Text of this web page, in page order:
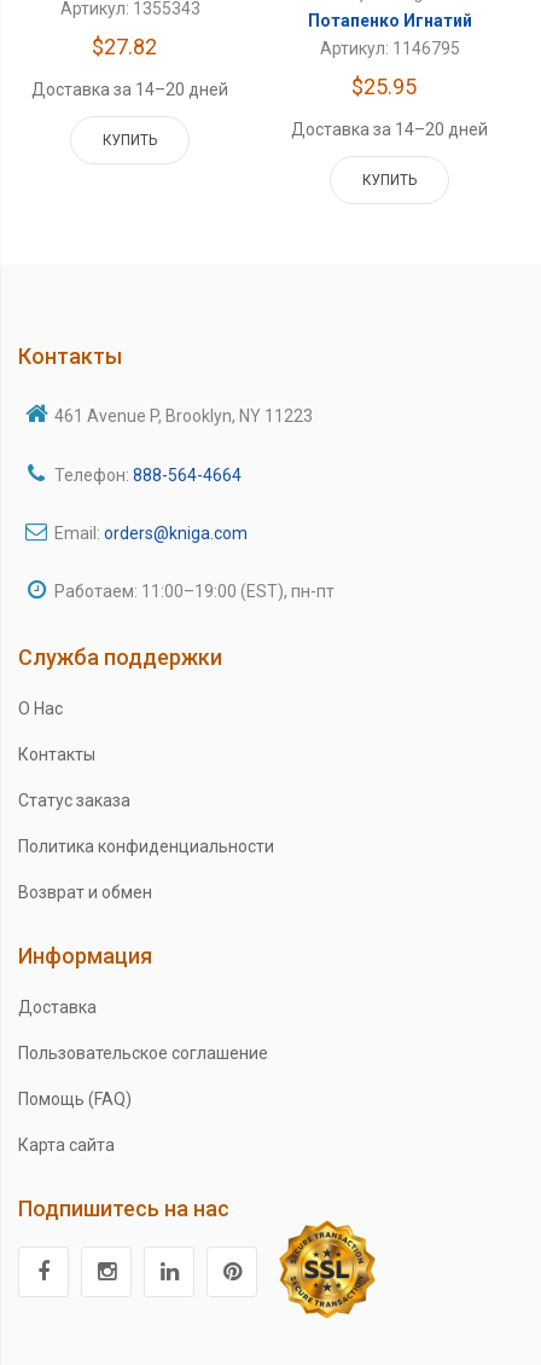
Артикул: 1355343
$27.82
Доставка за 14–20 дней
КУПИТЬ
Потапенко Игнатий
Артикул: 1146795
$25.95
Доставка за 14–20 дней
КУПИТЬ
Контакты
461 Avenue P, Brooklyn, NY 11223
Телефон: 888-564-4664
Email: orders@kniga.com
Работаем: 11:00–19:00 (EST), пн-пт
Служба поддержки
О Нас
Контакты
Статус заказа
Политика конфиденциальности
Возврат и обмен
Информация
Доставка
Пользовательское соглашение
Помощь (FAQ)
Карта сайта
Подпишитесь на нас